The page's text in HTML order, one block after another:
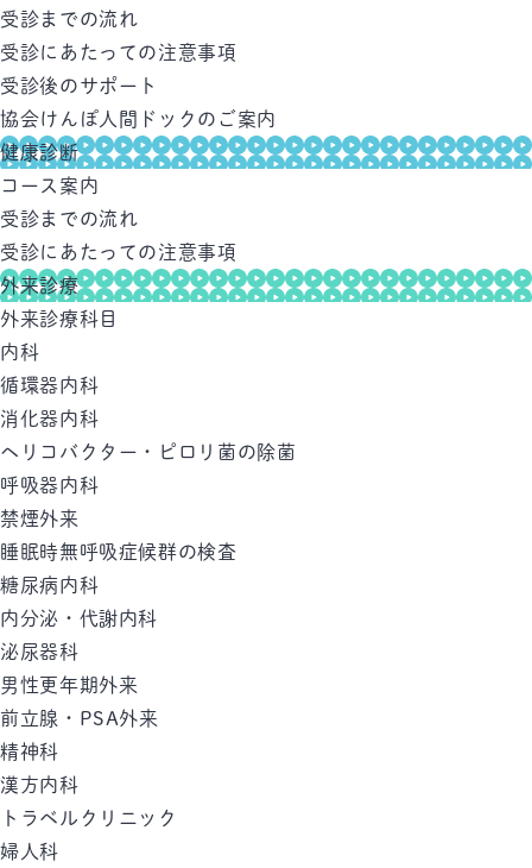
受診までの流れ
受診にあたっての注意事項
受診後のサポート
協会けんぽ人間ドックのご案内
健康診断
コース案内
受診までの流れ
受診にあたっての注意事項
外来診療
外来診療科目
内科
循環器内科
消化器内科
ヘリコバクター・ピロリ菌の除菌
呼吸器内科
禁煙外来
睡眠時無呼吸症候群の検査
糖尿病内科
内分泌・代謝内科
泌尿器科
男性更年期外来
前立腺・PSA外来
精神科
漢方内科
トラベルクリニック
婦人科